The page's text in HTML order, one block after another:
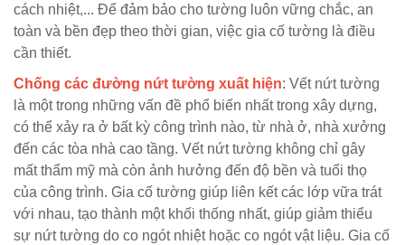
cách nhiệt,... Để đảm bảo cho tường luôn vững chắc, an
toàn và bền đẹp theo thời gian, việc gia cố tường là điều
cần thiết.
Chống các đường nứt tường xuất hiện: Vết nứt tường
là một trong những vấn đề phổ biến nhất trong xây dựng,
có thể xảy ra ở bất kỳ công trình nào, từ nhà ở, nhà xưởng
đến các tòa nhà cao tầng. Vết nứt tường không chỉ gây
mất thẩm mỹ mà còn ảnh hưởng đến độ bền và tuổi thọ
của công trình. Gia cố tường giúp liên kết các lớp vữa trát
với nhau, tạo thành một khối thống nhất, giúp giảm thiểu
sự nứt tường do co ngót nhiệt hoặc co ngót vật liệu. Gia cố